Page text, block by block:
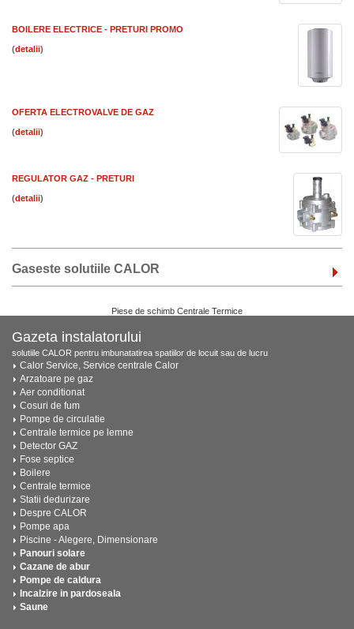
BOILERE ELECTRICE - PRETURI PROMO
( )
OFERTA ELECTROVALVE DE GAZ
( )
REGULATOR GAZ - PRETURI
( )
Gaseste solutiile CALOR
Piese de schimb Centrale Termice
Gazeta instalatorului
solutiile CALOR pentru imbunatatirea spatiilor de locuit sau de lucru
Calor Service, Service centrale Calor
Arzatoare pe gaz
Aer conditionat
Cosuri de fum
Pompe de circulatie
Centrale termice pe lemne
Detector GAZ
Fose septice
Boilere
Centrale termice
Statii dedurizare
Despre CALOR
Pompe apa
Piscine - Alegere, Dimensionare
Panouri solare
Cazane de abur
Pompe de caldura
Incalzire in pardoseala
Saune